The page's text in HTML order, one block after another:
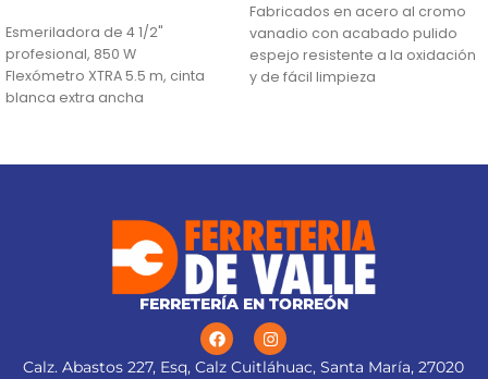
Esmeriladora de 4 1/2"
profesional, 850 W
Flexómetro XTRA 5.5 m, cinta
blanca extra ancha
alt="Aplica a
Fabricados en acero al cromo
vanadio con acabado pulido
espejo resistente a la oxidación
y de fácil limpieza
sin dañar tuercas ni cabezas de
identificación
FERRETERÍA EN TORREÓN
Calz. Abastos 227, Esq, Calz Cuitláhuac, Santa María, 27020